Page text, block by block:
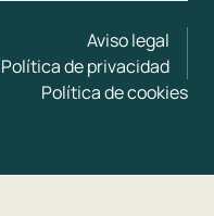
Aviso legal
Política de privacidad
Política de cookies